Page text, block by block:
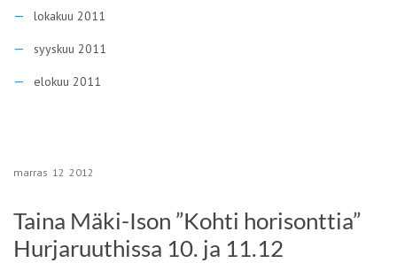
lokakuu 2011
syyskuu 2011
elokuu 2011
marras 12 2012
Taina Mäki-Ison ”Kohti horisonttia”
Hurjaruuthissa 10. ja 11.12